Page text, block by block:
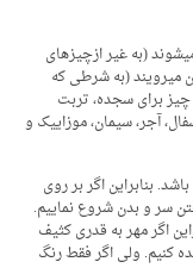
(به غیر ازچیزهای
می­رویند (به شرطی که
چیز برای سجده، تربت
آجر، سیمان، موزاییک و
بنابراین اگر بر روی
سر و بدن شروع نماییم.
اگر مهر به قدری کثیف
کنیم. ولی اگر فقط رنگ